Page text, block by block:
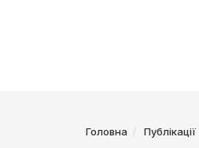
Головна Публікації